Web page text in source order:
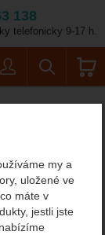
my a
uložené ve
máte v
jestli jste
138
telefonicky 9-17 h.